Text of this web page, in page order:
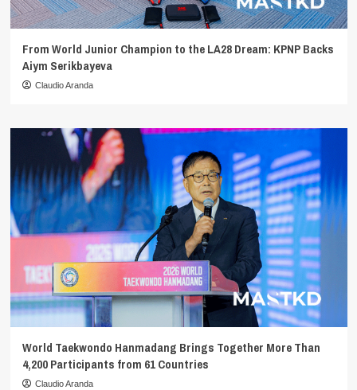
From World Junior Champion to the LA28 Dream: KPNP Backs
Aiym Serikbayeva
Claudio Aranda
World Taekwondo Hanmadang Brings Together More Than
4,200 Participants from 61 Countries
Claudio Aranda